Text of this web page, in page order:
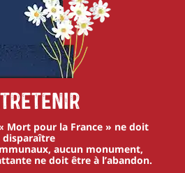
Mort pour la France » ne doit
disparaître
aucun monument,
ne doit être à l’abandon.